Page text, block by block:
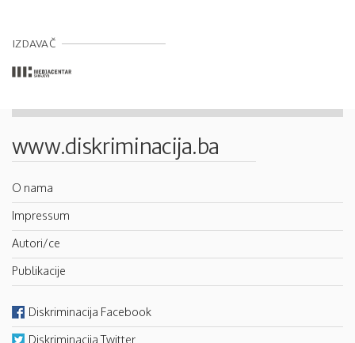
IZDAVAČ
www.diskriminacija.ba
O nama
Impressum
Autori/ce
Publikacije
Diskriminacija Facebook
Diskriminacija Twitter